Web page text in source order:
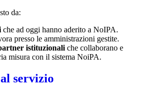
da:
che ad oggi hanno aderito a NoIPA.
presso le amministrazioni gestite.
istituzionali che collaborano e
misura con il sistema NoiPA.
servizio